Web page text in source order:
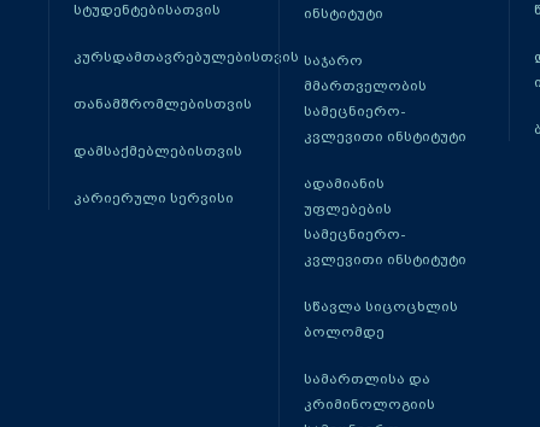
სტუდენტებისათვის
კურსდამთავრებულებისთვის
თანამშრომლებისთვის
დამსაქმებლებისთვის
კარიერული სერვისი
ინსტიტუტი
საჯარო
მმართველობის
სამეცნიერო-
კვლევითი ინსტიტუტი
ადამიანის
უფლებების
სამეცნიერო-
კვლევითი ინსტიტუტი
სწავლა სიცოცხლის
ბოლომდე
სამართლისა და
კრიმინოლოგიის